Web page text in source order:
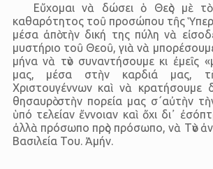
Εὔχομαι νὰ δώσει ὁ Θεὸς μὲ τὸ
καθαρότητος τοῦ προσώπου τῆς
μέσα ἀπὸ τὴν δική της πύλη νὰ
μυστήριο τοῦ Θεοῦ, γιὰ νὰ
μήνα νὰ τὸν συναντήσουμε κι ἐμεῖς
μας, μέσα στὴν καρδιά μας,
Χριστουγέννων καὶ νὰ κρατήσουμε
θησαυρὸ στὴν πορεία μας σ΄αὐτὴν
ὑπό τελείαν ἔννοιαν καὶ ὄχι δι᾿
ἀλλὰ πρόσωπο πρὸς πρόσωπο, νὰ Τὸν
Βασιλεία Του. Ἀμήν.